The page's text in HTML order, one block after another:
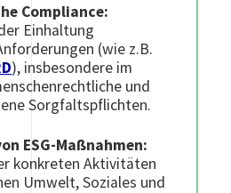
Compliance:
Einhaltung
(wie z.B.
), insbesondere im
und
Sorgfaltspflichten.
ESG-Maßnahmen:
konkreten Aktivitäten
Umwelt, Soziales und